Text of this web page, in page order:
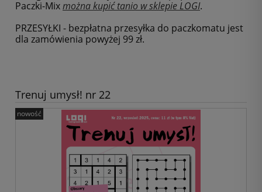
Paczki-Mixmożna kupić tanio w sklepie LOGI.
PRZESYŁKI - bezpłatna przesyłka do paczkomatu jest
dla zamówienia powyżej 99 zł.
Trenuj umysł! nr 22
nowość